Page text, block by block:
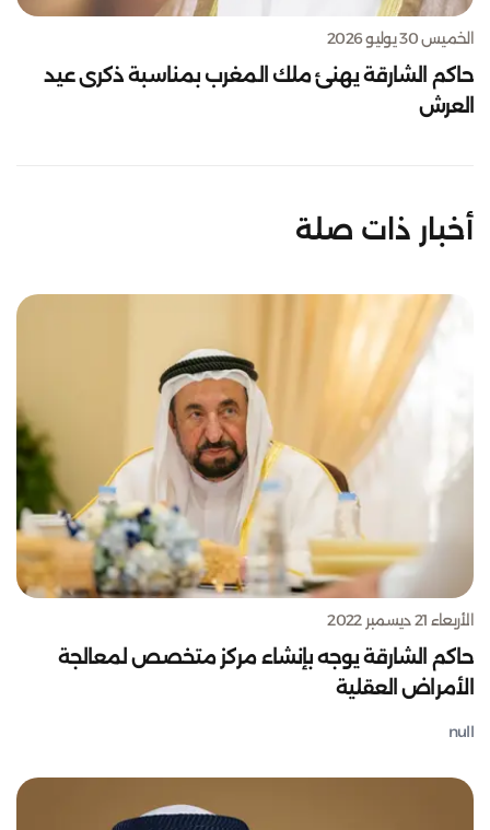
الخميس 30 يوليو 2026
حاكم الشارقة يهنئ ملك المغرب بمناسبة ذكرى عيد
العرش
أخبار ذات صلة
الأربعاء 21 ديسمبر 2022
حاكم الشارقة يوجه بإنشاء مركز متخصص لمعالجة
الأمراض العقلية
null